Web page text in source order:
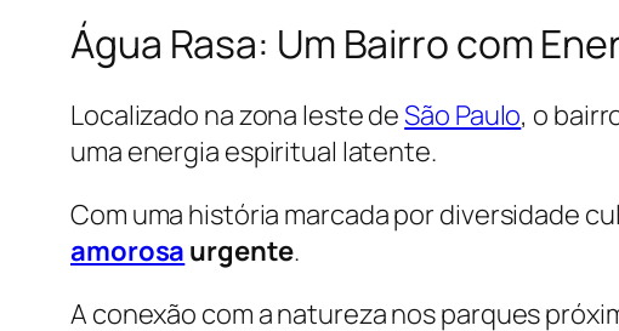
Água Rasa: Um Bairro com
Localizado na zona leste deSão Paulo, o
uma energia espiritual latente.
Com uma história marcada por diversidade
amorosa urgente.
A conexão com a natureza nos parques